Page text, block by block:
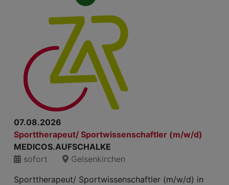
07.08.2026
Sporttherapeut/ Sportwissenschaftler (m/w/d)
MEDICOS.AUFSCHALKE
sofort
Gelsenkirchen
Sporttherapeut/ Sportwissenschaftler (m/w/d) in